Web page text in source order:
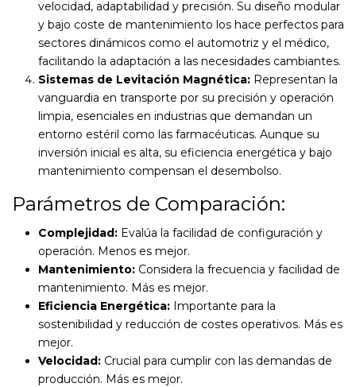
velocidad, adaptabilidad y precisión. Su diseño modular
y bajo coste de mantenimiento los hace perfectos para
sectores dinámicos como el automotriz y el médico,
facilitando la adaptación a las necesidades cambiantes.
Sistemas de Levitación Magnética: Representan la
vanguardia en transporte por su precisión y operación
limpia, esenciales en industrias que demandan un
entorno estéril como las farmacéuticas. Aunque su
inversión inicial es alta, su eficiencia energética y bajo
mantenimiento compensan el desembolso.
Parámetros de Comparación:
Complejidad:Evalúa la facilidad de configuración y
operación. Menos es mejor.
Mantenimiento:Considera la frecuencia y facilidad de
mantenimiento. Más es mejor.
Eficiencia Energética:Importante para la
sostenibilidad y reducción de costes operativos. Más es
mejor.
Velocidad:Crucial para cumplir con las demandas de
producción. Más es mejor.